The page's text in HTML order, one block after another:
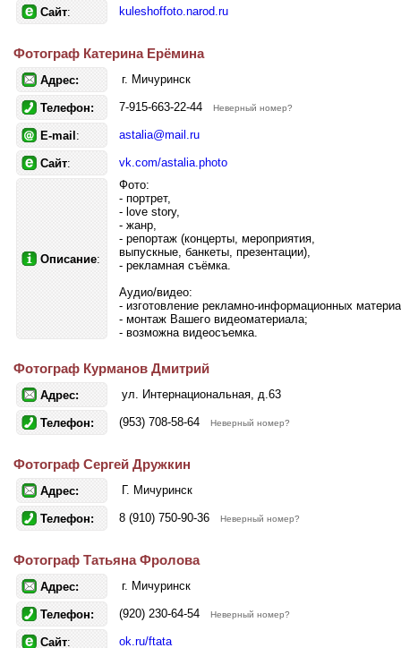
Сайт: kuleshoffoto.narod.ru
Фотограф Катерина Ерёмина
Адрес: г. Мичуринск
Телефон: 7-915-663-22-44 Неверный номер?
E-mail : astalia@mail.ru
Сайт: vk.com/astalia.photo
Описание:
Фото:
- портрет,
- love story,
- жанр,
- репортаж (концерты, мероприятия,
выпускные, банкеты, презентации),
- рекламная съёмка.
Аудио/видео:
- изготовление рекламно-информационных
- монтаж Вашего видеоматериала;
- возможна видеосъемка.
Фотограф Курманов Дмитрий
Адрес: ул. Интернациональная, д.63
Телефон: (953) 708-58-64 Неверный номер?
Фотограф Сергей Дружкин
Адрес: Г. Мичуринск
Телефон: 8 (910) 750-90-36 Неверный номер?
Фотограф Татьяна Фролова
Адрес: г. Мичуринск
Телефон: (920) 230-64-54 Неверный номер?
Сайт: ok.ru/ftata